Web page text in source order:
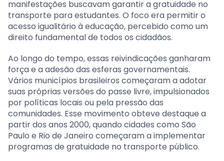
manifestações buscavam garantir a gratuidade no
transporte para estudantes. O foco era permitir o
acesso igualitário à educação, percebido como um
direito fundamental de todos os cidadãos.
Ao longo do tempo, essas reivindicações ganharam
força e a adesão das esferas governamentais.
Vários municípios brasileiros começaram a adotar
suas próprias versões do passe livre, impulsionados
por políticas locais ou pela pressão das
comunidades. Esse movimento obteve destaque a
partir dos anos 2000, quando cidades como São
Paulo e Rio de Janeiro começaram a implementar
programas de gratuidade no transporte público.